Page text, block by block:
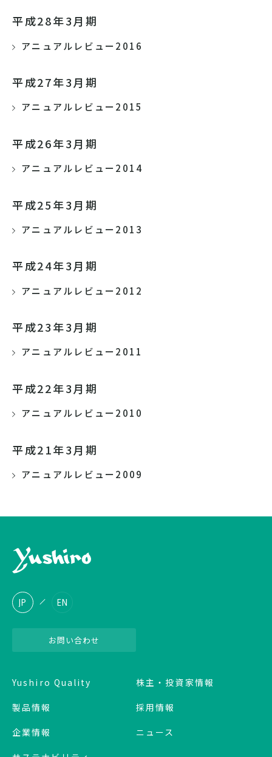
平成28年3月期
アニュアルレビュー2016
平成27年3月期
アニュアルレビュー2015
平成26年3月期
アニュアルレビュー2014
平成25年3月期
アニュアルレビュー2013
平成24年3月期
アニュアルレビュー2012
平成23年3月期
アニュアルレビュー2011
平成22年3月期
アニュアルレビュー2010
平成21年3月期
アニュアルレビュー2009
JP EN
お問い合わせ
Yushiro Quality
製品情報
企業情報
株主・投資家情報
採用情報
ニュース